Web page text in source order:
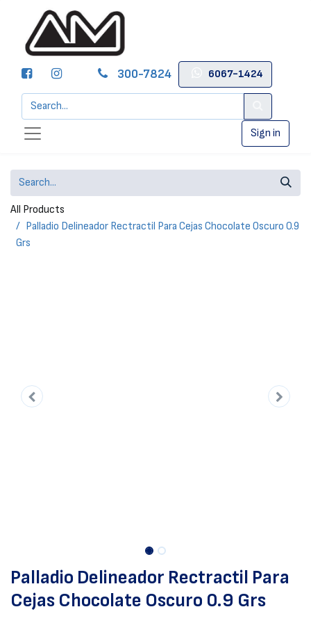
300-7824 6067-1424
Sign in
All Products
Palladio Delineador Rectractil Para Cejas Chocolate Oscuro 0.9
Grs
Palladio Delineador Rectractil Para
Cejas Chocolate Oscuro 0.9 Grs